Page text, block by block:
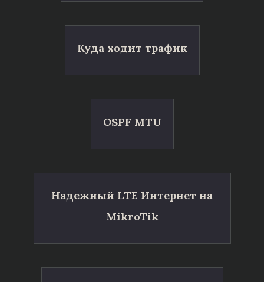
Куда ходит трафик
OSPF MTU
Надежный LTE Интернет на
MikroTik